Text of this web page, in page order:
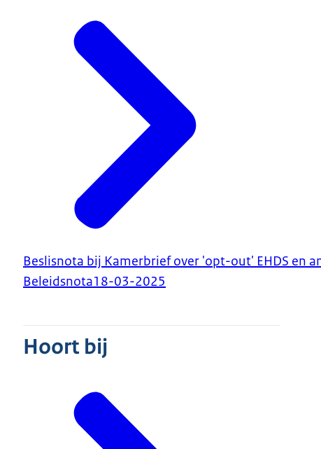
Beslisnota bij Kamerbrief over 'opt-out' EHDS en
Beleidsnota18-03-2025
Hoort bij